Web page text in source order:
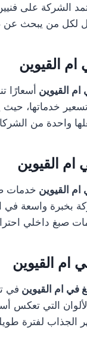
الشركة على
لكل من يبحث
القيوين
القيوين أسعارًا
خدماتها، حيث
واحدة من
القيوين
القيوين خدمات
بخبرة واسعة في
صبغ داخلي
ام القيوين
في ام القيوين في
الألوان التي
الجذاب لفترة